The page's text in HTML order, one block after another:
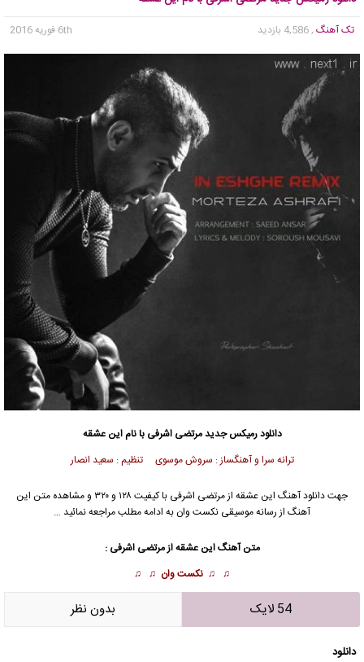
تک آهنگ , 4,586 بازدید 6th فوریه 2016
دانلود رمیکس جدیدمرتضی اشرفی با نام این عشقه
ترانه سرا و آهنگساز : سروش موسوی تنظیم : سعید انصار
جهت دانلود آهنگ این عشقه ازمرتضی اشرفی
با کیفیت ۱۲۸ و ۳۲۰ و مشاهده متن این
آهنگ از رسانه موسیقی نکست وان به ادامه مطلب مراجعه نمائید …
متن آهنگ این عشقه از مرتضی اشرفی :
♫ ♫ نکست وان ♫ ♫
54 لایک بدون نظر
دانلود